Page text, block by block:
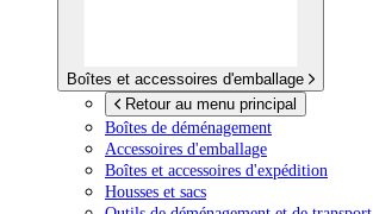
Boîtes et accessoires d'emballage
Retour au menu principal
Boîtes de déménagement
Accessoires d'emballage
Boîtes et accessoires d'expédition
Housses et sacs